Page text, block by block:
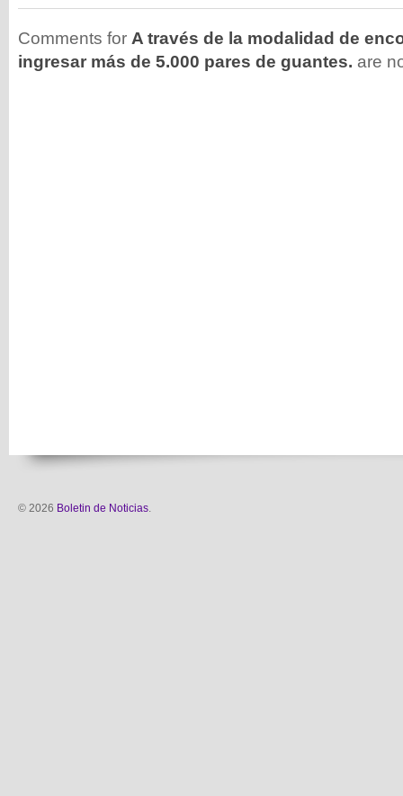
Comments for A través de la modalidad de
ingresar más de 5.000 pares de guantes. are
© 2026 Boletin de Noticias.